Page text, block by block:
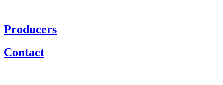
Producers
Contact